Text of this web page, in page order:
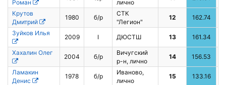
Роман
лично
Крутов
Дмитрий
1980 б/р
СТК
"Легион"
12 162.74
Зуйков Илья
2009 I ДЮСТШ 13 161.34
Хахалин Олег
2004 б/р
Вичугский
р-н, лично
14 156.53
Ламакин
Денис
1978 б/р
Иваново,
лично
15 133.16